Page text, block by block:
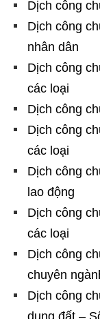
Dịch công
Dịch công
nhân dân
Dịch công
các loại
Dịch công
Dịch công
các loại
Dịch công
lao động
Dịch công
các loại
Dịch công
chuyên
Dịch công